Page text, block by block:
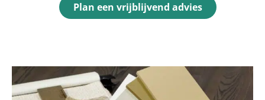
Plan een vrijblijvend advies